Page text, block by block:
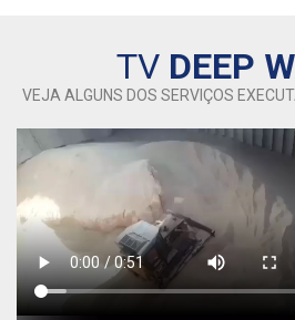
TV DEEP
VEJA ALGUNS DOS SERVIÇOS